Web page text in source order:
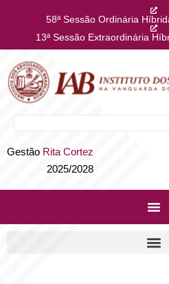
58ª Sessão Ordinária
13ª Sessão Extraordinária
Gestão Rita Cortez
2025/2028